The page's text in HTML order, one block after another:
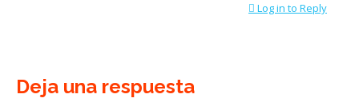
Log in to Reply
Deja una respuesta